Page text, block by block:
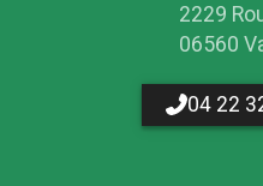
2229
06560
04 22